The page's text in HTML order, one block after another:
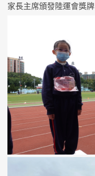
家長主席頒發陸運會獎牌